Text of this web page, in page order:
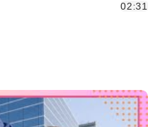
02:31